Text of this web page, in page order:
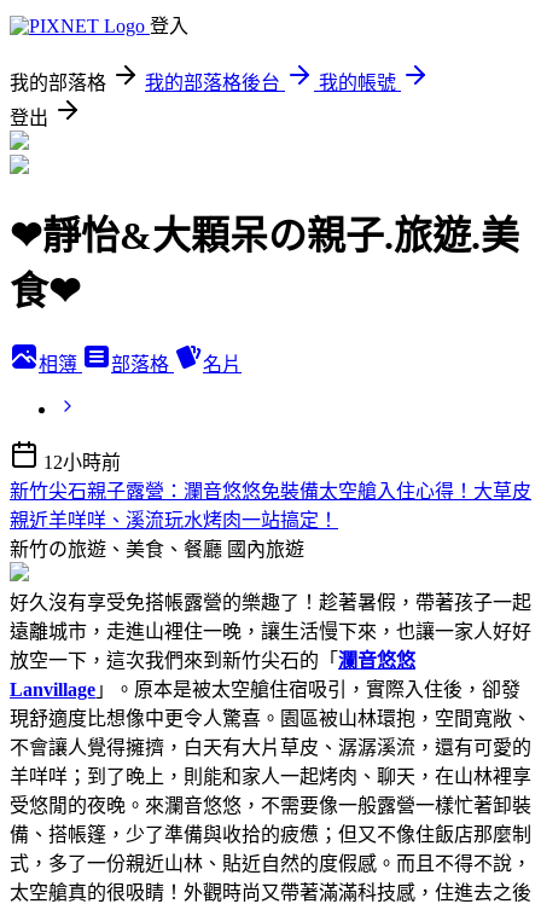
登入
我的部落格 我的部落格後台
我的帳號
登出
❤靜怡&大顆呆の親子.旅遊.美
食❤
相簿 部落格 名片
12小時前
新竹尖石親子露營：瀾音悠悠免裝備太空艙入住心得！大草皮
親近羊咩咩、溪流玩水烤肉一站搞定！
新竹の旅遊、美食、餐廳 國內旅遊
好久沒有享受免搭帳露營的樂趣了！趁著暑假，帶著孩子一起
遠離城市，走進山裡住一晚，讓生活慢下來，也讓一家人好好
放空一下，這次我們來到新竹尖石的「 瀾音悠悠
Lanvillage 」。原本是被太空艙住宿吸引，實際入住後，卻發
現舒適度比想像中更令人驚喜。園區被山林環抱，空間寬敞、
不會讓人覺得擁擠，白天有大片草皮、潺潺溪流，還有可愛的
羊咩咩；到了晚上，則能和家人一起烤肉、聊天，在山林裡享
受悠閒的夜晚。來瀾音悠悠，不需要像一般露營一樣忙著卸裝
備、搭帳篷，少了準備與收拾的疲憊；但又不像住飯店那麼制
式，多了一份親近山林、貼近自然的度假感。而且不得不說，
太空艙真的很吸睛！外觀時尚又帶著滿滿科技感，住進去之後